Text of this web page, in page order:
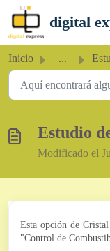
Saltar al contenido
Inicio ...
Estudio
Modificado el
Esta opción de
"Control de